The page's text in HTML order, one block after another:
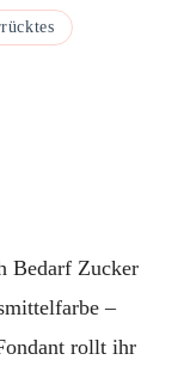
Bedarf Zucker
–
rollt ihr